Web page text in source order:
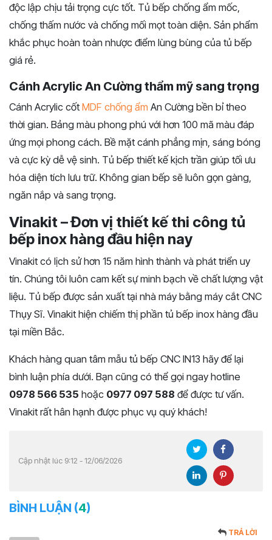
độc lập chịu tải trọng cực tốt. Tủ bếp chống ẩm mốc,
chống thấm nước và chống mối mọt toàn diện. Sản phẩm
khắc phục hoàn toàn nhược điểm lùng bùng của tủ bếp
giá rẻ.
Cánh Acrylic An Cường thẩm mỹ sang trọng
Cánh Acrylic cốt MDF chống ẩm An Cường bền bỉ theo
thời gian. Bảng màu phong phú với hơn 100 mã màu đáp
ứng mọi phong cách. Bề mặt cánh phẳng mịn, sáng bóng
và cực kỳ dễ vệ sinh. Tủ bếp thiết kế kịch trần giúp tối ưu
hóa diện tích lưu trữ. Không gian bếp sẽ luôn gọn gàng,
ngăn nắp và sang trọng.
Vinakit – Đơn vị thiết kế thi công tủ
bếp inox hàng đầu hiện nay
Vinakit có lịch sử hơn 15 năm hình thành và phát triển uy
tín. Chúng tôi luôn cam kết sự minh bạch về chất lượng vật
liệu. Tủ bếp được sản xuất tại nhà máy bằng máy cắt CNC
Thụy Sĩ. Vinakit hiện chiếm thị phần tủ bếp inox hàng đầu
tại miền Bắc.
Khách hàng quan tâm mẫu tủ bếp CNC IN13 hãy để lại
bình luận phía dưới. Bạn cũng có thể gọi ngay hotline
0978 566 535 hoặc 0977 097 588 để được tư vấn.
Vinakit rất hân hạnh được phục vụ quý khách!
Cập nhật lúc 9:12 - 12/06/2026
BÌNH LUẬN (4)
TRẢ LỜI